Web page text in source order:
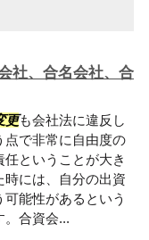
社、合名会社、合
更も会社法に違反し
点で非常に自由度の
ということが大き
には、自分の出資
能性があるという
。合資会...